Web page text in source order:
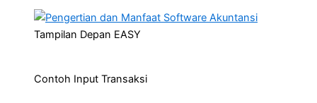
Tampilan Depan EASY
Contoh Input Transaksi